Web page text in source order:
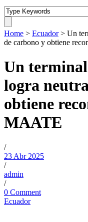
Home > Ecuador > Un
de carbono y obtiene
Un
logra
obtiene
MAATE
/
23 Abr 2025
/
admin
/
0 Comment
Ecuador